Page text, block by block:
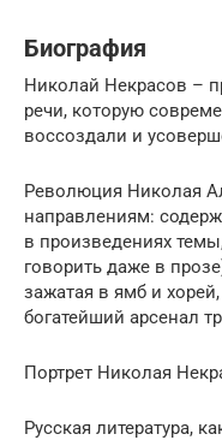
Биография
Николай Некрасов –
речи, которую
воссоздали и
Революция Николая
направлениям:
в произведениях
говорить даже в
зажатая в ямб и
богатейший арсенал
Портрет Николая
Русская литература,